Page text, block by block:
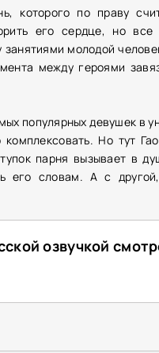
по праву
его сердце, но
молодой
между героями
популярных девушек в
Но тут
парня вызывает в
его словам. А с
озвучкой